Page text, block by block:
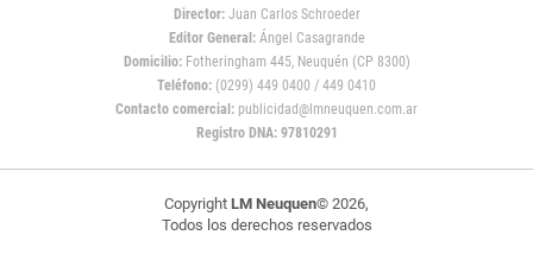
Director: Juan Carlos Schroeder
Editor General:Ángel Casagrande
Domicilio:Fotheringham 445, Neuquén (CP 8300)
Teléfono: (0299) 449 0400 / 449 0410
Contacto comercial: publicidad@lmneuquen.com.ar
Registro DNA: 97810291
Copyright LM Neuquen© 2026,
Todos los derechos reservados